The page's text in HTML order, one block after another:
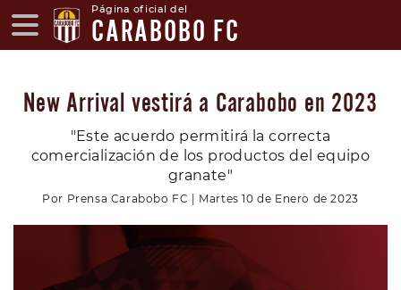
Página oficial del
CARABOBO FC
New Arrival vestirá a Carabobo en 2023
"Este acuerdo permitirá la correcta
comercialización de los productos del equipo
granate"
Por Prensa Carabobo FC | Martes 10 de Enero de 2023